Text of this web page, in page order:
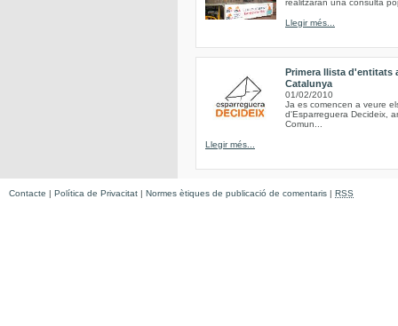
realitzaran una consulta
Llegir més...
Primera llista d'entitats
Catalunya
01/02/2010
Ja es comencen a veure
d'Esparreguera Decideix,
Comun...
Llegir més...
Contacte | Política de Privacitat | Normes ètiques de publicació de comentaris | RSS